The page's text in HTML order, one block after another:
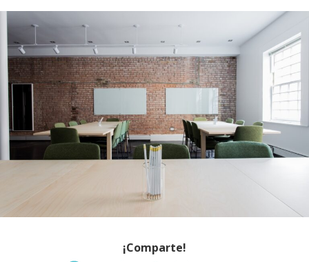
¡Comparte!